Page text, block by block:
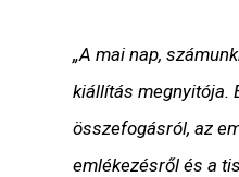
„A mai nap,
kiállítás megnyitója.
összefogásról, az
emlékezésről és a